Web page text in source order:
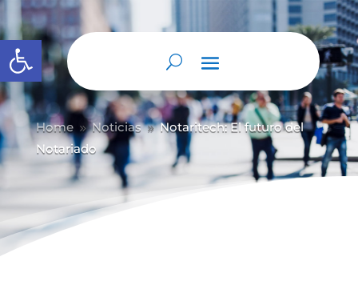
Abrir barra de herramientas
Home 9 Noticias 9 Notaritech: El futuro del
Notariado